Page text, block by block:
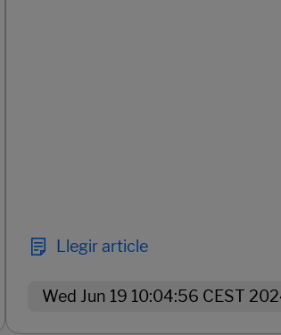
Llegir article
Wed Jun 19 10:04:56 CEST